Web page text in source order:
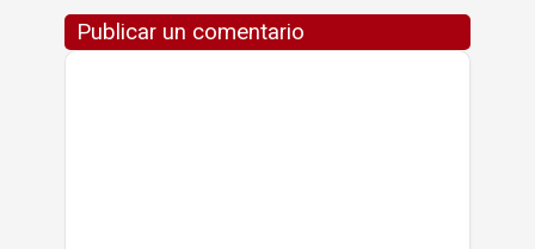
Publicar un comentario